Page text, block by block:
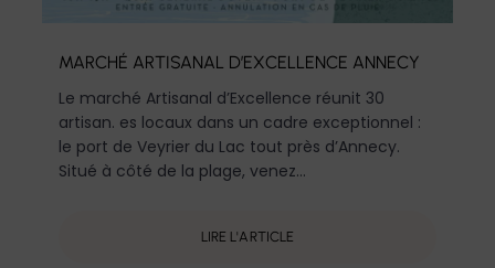
MARCHÉ ARTISANAL D’EXCELLENCE ANNECY
Le marché Artisanal d’Excellence réunit 30
artisan. es locaux dans un cadre exceptionnel :
le port de Veyrier du Lac tout près d’Annecy.
Situé à côté de la plage, venez...
LIRE L'ARTICLE